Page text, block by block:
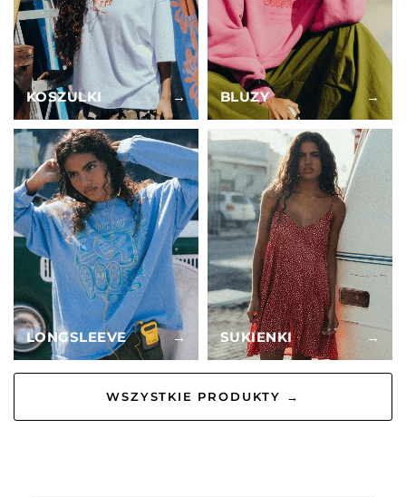
KOSZULKI → BLUZY →
LONGSLEEVE → SUKIENKI →
WSZYSTKIE PRODUKTY →